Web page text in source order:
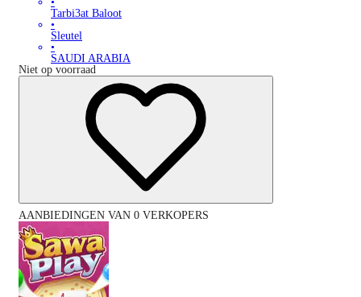
Tarbi3at Baloot
•
Sleutel
•
SAUDI ARABIA
Niet op voorraad
AANBIEDINGEN VAN 0 VERKOPERS